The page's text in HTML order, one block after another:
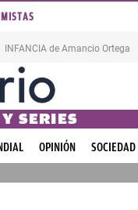
INFANCIA de Amancio Ortega
SERIES
OPINIÓN SOCIEDAD